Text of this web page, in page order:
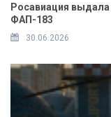
Росавиация
ФАП-183
30.06.2026